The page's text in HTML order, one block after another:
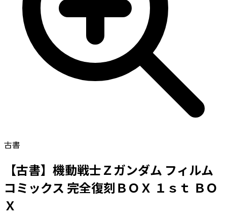
古書
【古書】機動戦士Ｚガンダム フィルム
コミックス 完全復刻ＢＯＸ １ｓｔ ＢＯ
Ｘ